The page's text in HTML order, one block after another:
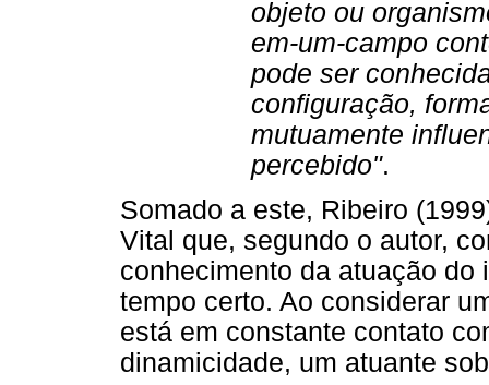
objeto ou
em-um-campo
pode ser
configuração,
mutuamente
percebido".
Somado a este, Ribeiro
Vital que, segundo o autor,
conhecimento da atuação
tempo certo. Ao considerar
está em constante contato
dinamicidade, um atuante